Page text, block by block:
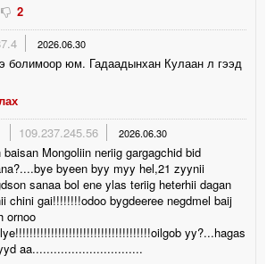
2
2026.06.30
болимоор юм. Гадаадынхан Кулаан л гээд
109.237.245.56 2026.06.30
baisan Mongoliin neriig gargagchid bid
byeen byy myy hel,21 zyynii
sanaa bol ene ylas teriig heterhii dagan
chini gai!!!!!!!!odoo bygdeeree negdmel baij
ornoo
yy?...hagas
aa...............................